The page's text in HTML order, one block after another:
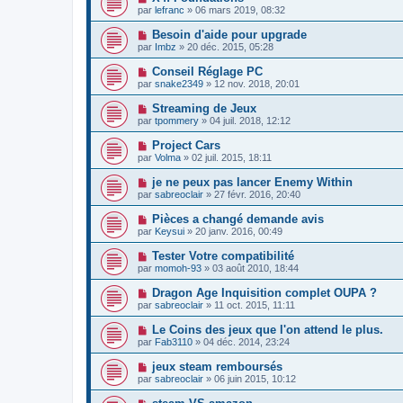
par lefranc » 06 mars 2019, 08:32
Besoin d'aide pour upgrade
par Imbz » 20 déc. 2015, 05:28
Conseil Réglage PC
par snake2349 » 12 nov. 2018, 20:01
Streaming de Jeux
par tpommery » 04 juil. 2018, 12:12
Project Cars
par Volma » 02 juil. 2015, 18:11
je ne peux pas lancer Enemy Within
par sabreoclair » 27 févr. 2016, 20:40
Pièces a changé demande avis
par Keysui » 20 janv. 2016, 00:49
Tester Votre compatibilité
par momoh-93 » 03 août 2010, 18:44
Dragon Age Inquisition complet OUPA ?
par sabreoclair » 11 oct. 2015, 11:11
Le Coins des jeux que l'on attend le plus.
par Fab3110 » 04 déc. 2014, 23:24
jeux steam remboursés
par sabreoclair » 06 juin 2015, 10:12